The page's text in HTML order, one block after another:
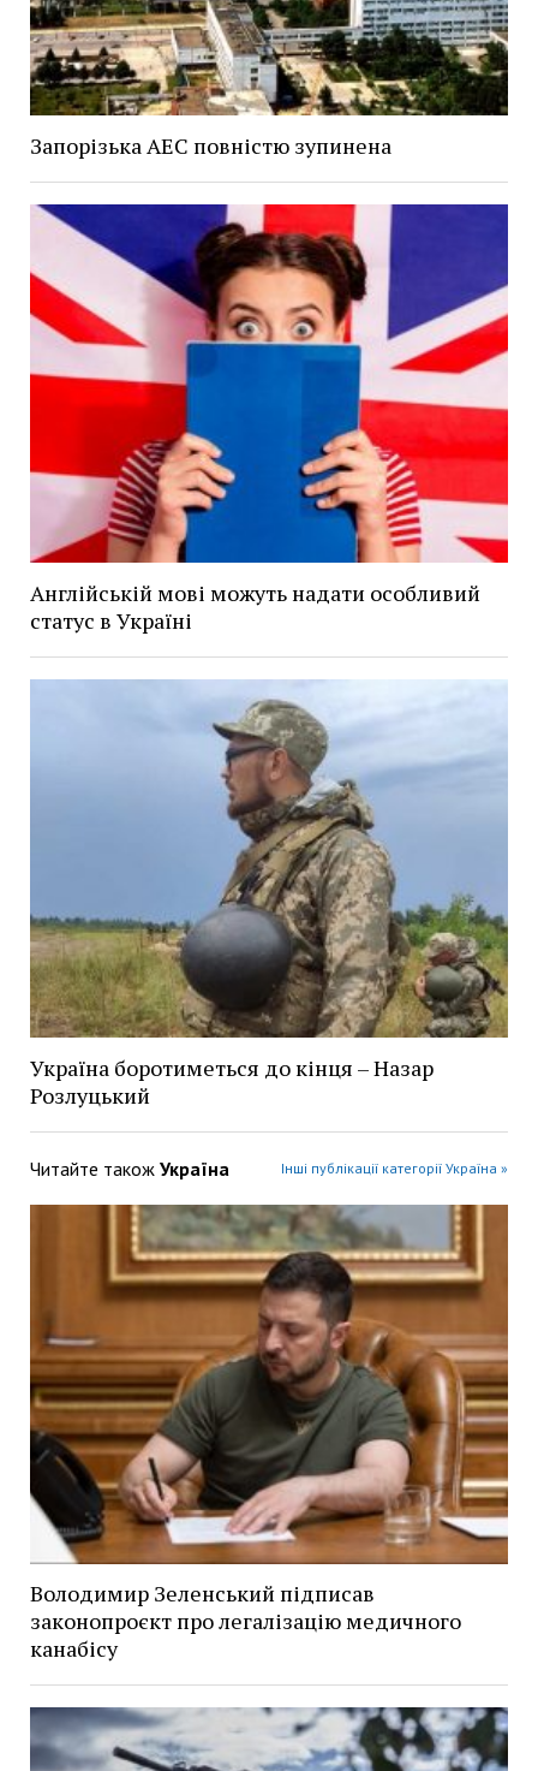
Запорізька АЕС повністю зупинена
Англійській мові можуть надати особливий
статус в Україні
Україна боротиметься до кінця – Назар
Розлуцький
Читайте також Україна Інші публікації категорії Україна »
Володимир Зеленський підписав
законопроєкт про легалізацію медичного
канабісу